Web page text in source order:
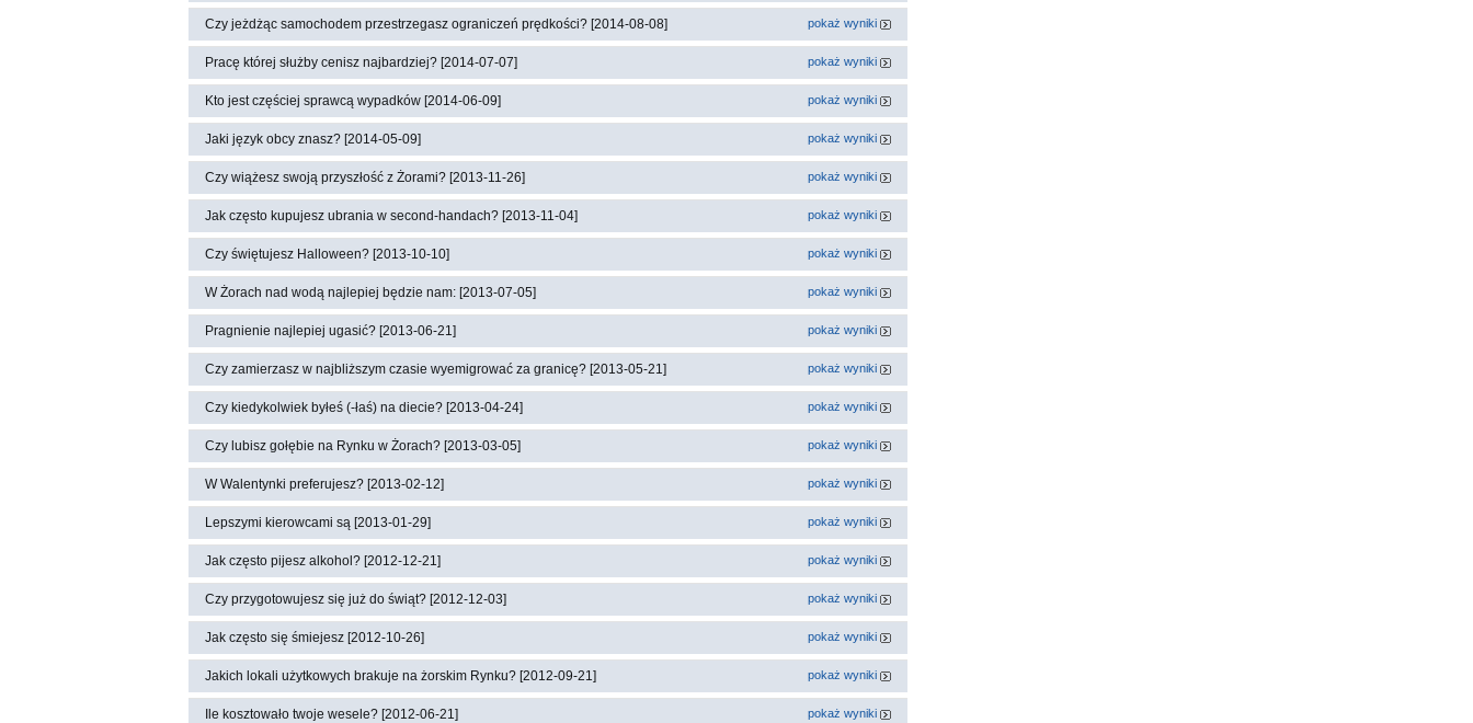
Czy jeżdżąc samochodem przestrzegasz ograniczeń prędkości? [2014-08-08] pokaż wyniki
Pracę której służby cenisz najbardziej? [2014-07-07] pokaż wyniki
Kto jest częściej sprawcą wypadków [2014-06-09] pokaż wyniki
Jaki język obcy znasz? [2014-05-09] pokaż wyniki
Czy wiążesz swoją przyszłość z Żorami? [2013-11-26] pokaż wyniki
Jak często kupujesz ubrania w second-handach? [2013-11-04] pokaż wyniki
Czy świętujesz Halloween? [2013-10-10] pokaż wyniki
W Żorach nad wodą najlepiej będzie nam: [2013-07-05] pokaż wyniki
Pragnienie najlepiej ugasić? [2013-06-21] pokaż wyniki
Czy zamierzasz w najbliższym czasie wyemigrować za granicę? [2013-05-21] pokaż wyniki
Czy kiedykolwiek byłeś (-łaś) na diecie? [2013-04-24] pokaż wyniki
Czy lubisz gołębie na Rynku w Żorach? [2013-03-05] pokaż wyniki
W Walentynki preferujesz? [2013-02-12] pokaż wyniki
Lepszymi kierowcami są [2013-01-29] pokaż wyniki
Jak często pijesz alkohol? [2012-12-21] pokaż wyniki
Czy przygotowujesz się już do świąt? [2012-12-03] pokaż wyniki
Jak często się śmiejesz [2012-10-26] pokaż wyniki
Jakich lokali użytkowych brakuje na żorskim Rynku? [2012-09-21] pokaż wyniki
Ile kosztowało twoje wesele? [2012-06-21] pokaż wyniki